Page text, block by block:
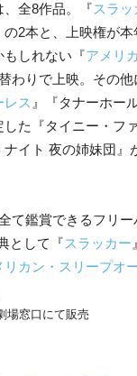
全8作品。『スラッ
の2本と、上映権が本
しれない『アメリ
わりで上映。その
レス 』『タナーホー
た『タイニー・フ
イト 夜の姉妹団』
て鑑賞できるフリー
として『スラッカー
リカン・スリープオ
場窓⼝にて販売